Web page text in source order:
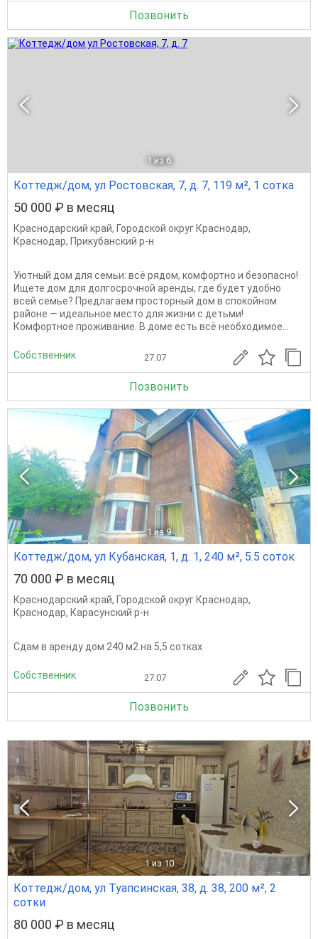
Позвонить
1 из 6
Коттедж/дом, ул Ростовская, 7, д. 7, 119 м², 1 сотка
50 000 ₽ в месяц
Краснодарский край, Городской округ Краснодар,
Краснодар, Прикубанский р-н
Уютный дом для семьи: всё рядом, комфортно и безопасно!
Ищете дом для долгосрочной аренды, где будет удобно
всей семье? Предлагаем просторный дом в спокойном
районе — идеальное место для жизни с детьми!
Комфортное проживание. В доме есть всё необходимое...
Собственник 27.07
Позвонить
1 из 9
Коттедж/дом, ул Кубанская, 1, д. 1, 240 м², 5.5 соток
70 000 ₽ в месяц
Краснодарский край, Городской округ Краснодар,
Краснодар, Карасунский р-н
Сдам в аренду дом 240 м2 на 5,5 сотках
Собственник 27.07
Позвонить
1 из 10
Коттедж/дом, ул Туапсинская, 38, д. 38, 200 м², 2
сотки
80 000 ₽ в месяц